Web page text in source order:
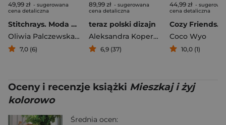
49,99 zł - sugerowana
cena detaliczna
Stitchrays. Moda na szydełko
Oliwia Palczewska
,Paula Palczewska
7,0 (6)
89,99 zł - sugerowana
cena detaliczna
teraz polski dizajn
Aleksandra Koperda
6,9 (37)
44,99 zł -
cena detaliczna
Coco Wyo
10,0 (1)
Oceny i recenzje książki Mieszkaj i żyj
kolorowo
Średnia ocen: